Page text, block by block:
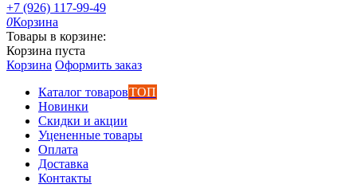
+7 (926) 117-99-49
0Корзина
Товары в корзине:
Корзина пуста
Корзина Оформить заказ
Каталог товаровТОП
Новинки
Скидки и акции
Уцененные товары
Оплата
Доставка
Контакты